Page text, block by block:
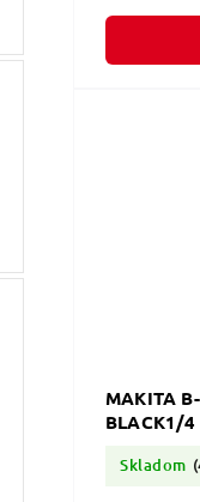
MAKITA
BLACK1/4
Skladom